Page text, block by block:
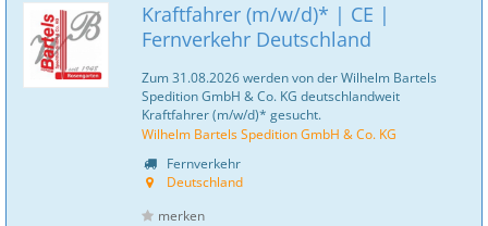
Kraftfahrer (m/w/d)* | CE |
Fernverkehr Deutschland
Zum 31.08.2026 werden von der Wilhelm Bartels
Spedition GmbH & Co. KG deutschlandweit
Kraftfahrer (m/w/d)* gesucht.
Wilhelm Bartels Spedition GmbH & Co. KG
Fernverkehr
Deutschland
merken